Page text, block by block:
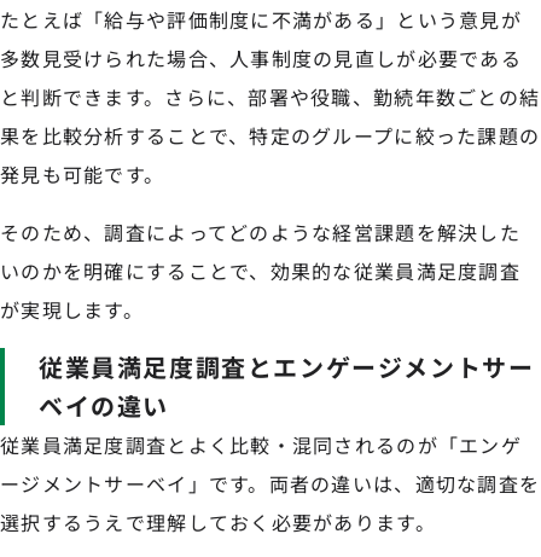
たとえば「給与や評価制度に不満がある」という意見が
多数見受けられた場合、人事制度の見直しが必要である
と判断できます。さらに、部署や役職、勤続年数ごとの結
果を比較分析することで、特定のグループに絞った課題の
発見も可能です。
そのため、調査によってどのような経営課題を解決した
いのかを明確にすることで、効果的な従業員満足度調査
が実現します。
従業員満足度調査とエンゲージメントサー
ベイの違い
従業員満足度調査とよく比較・混同されるのが「エンゲ
ージメントサーベイ」です。両者の違いは、適切な調査を
選択するうえで理解しておく必要があります。